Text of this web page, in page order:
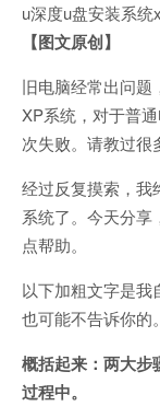
u深度u盘安装系
【图文原创】
旧电脑经常出问题
XP系统，对于普
次失败。请教过很
经过反复摸索，我
系统了。今天分享
点帮助。
以下加粗文字是我
也可能不告诉你的。
概括起来：两大步
过程中。